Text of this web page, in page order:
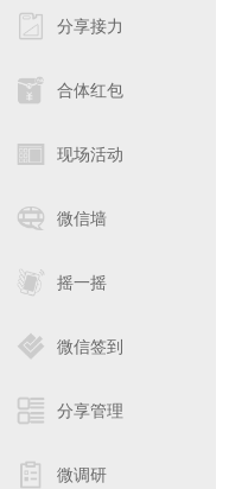
分享接力
合体红包
现场活动
微信墙
摇一摇
微信签到
分享管理
微调研